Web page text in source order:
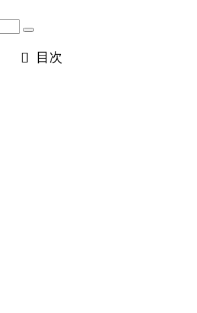
目次